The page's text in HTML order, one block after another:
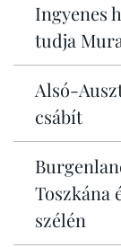
Ingyenes
tudja
Alsó-
csábít
Toszkána
szélén